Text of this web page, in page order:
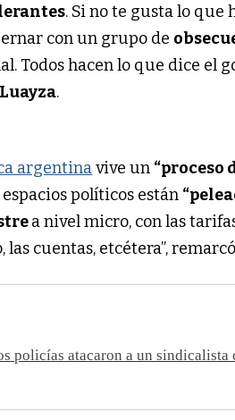
. Si no te gusta lo que
con un grupo de
Todos hacen lo que dice el
Luayza.
argentinavive un “proceso
políticos están
a nivel micro, con las
cuentas, etcétera”,
policías atacaron a un sindicalista